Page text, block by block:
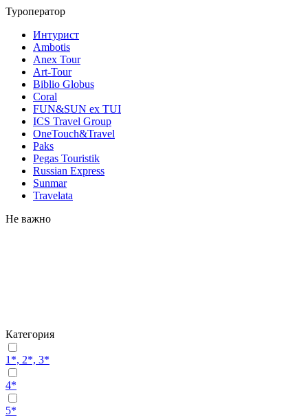
Туроператор
Интурист
Ambotis
Anex Tour
Art-Tour
Biblio Globus
Coral
FUN&SUN ex TUI
ICS Travel Group
OneTouch&Travel
Paks
Pegas Touristik
Russian Express
Sunmar
Travelata
Не важно
Категория
1*, 2*, 3*
4*
5*